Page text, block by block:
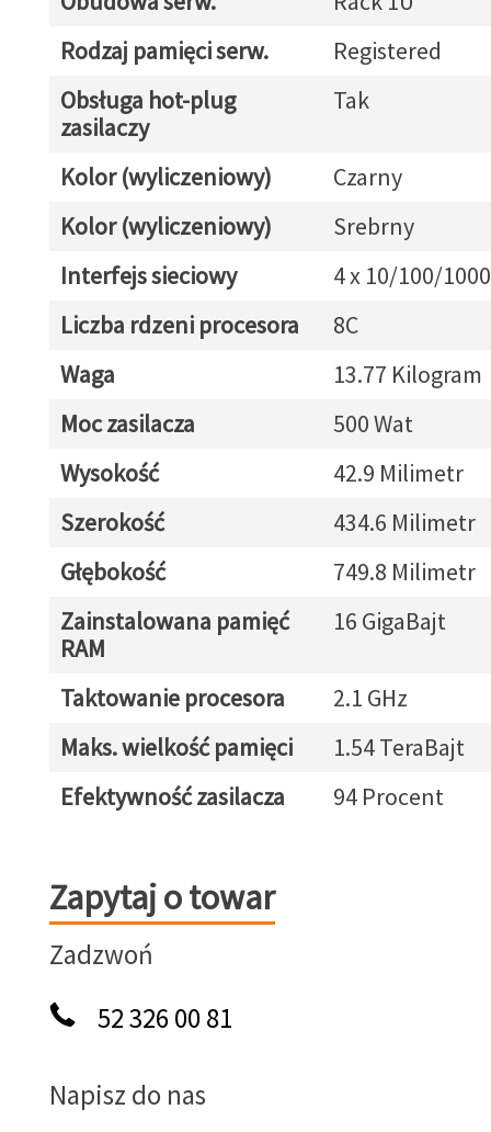
Rodzaj pamięci serw.
Registered
Obsługa hot-plug
zasilaczy
Tak
Kolor (wyliczeniowy)
Czarny
Kolor (wyliczeniowy)
Srebrny
Interfejs sieciowy
4 x 10/100/
Liczba rdzeni procesora
8C
Waga
13.77 Kilogram
Moc zasilacza
500 Wat
Wysokość
42.9 Milimetr
Szerokość
434.6 Milimetr
Głębokość
749.8 Milimetr
Zainstalowana pamięć
RAM
16 GigaBajt
Taktowanie procesora
2.1 GHz
Maks. wielkość pamięci
1.54 TeraBajt
Efektywność zasilacza
94 Procent
Zapytaj o towar
Zapytaj o towar
Zadzwoń
52 326 00 81
Napisz do nas